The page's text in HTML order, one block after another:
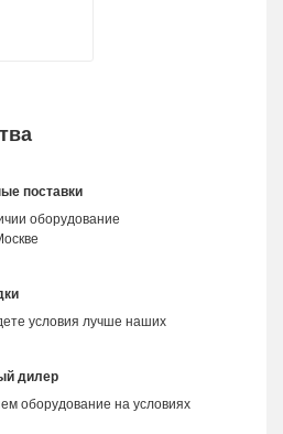
поставки
оборудование
условия лучше наших
дилер
оборудование на условиях